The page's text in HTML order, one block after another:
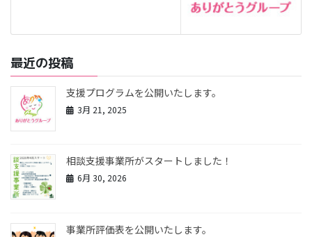
最近の投稿
支援プログラムを公開いたします。
3月 21, 2025
相談支援事業所がスタートしました！
6月 30, 2026
事業所評価表を公開いたします。